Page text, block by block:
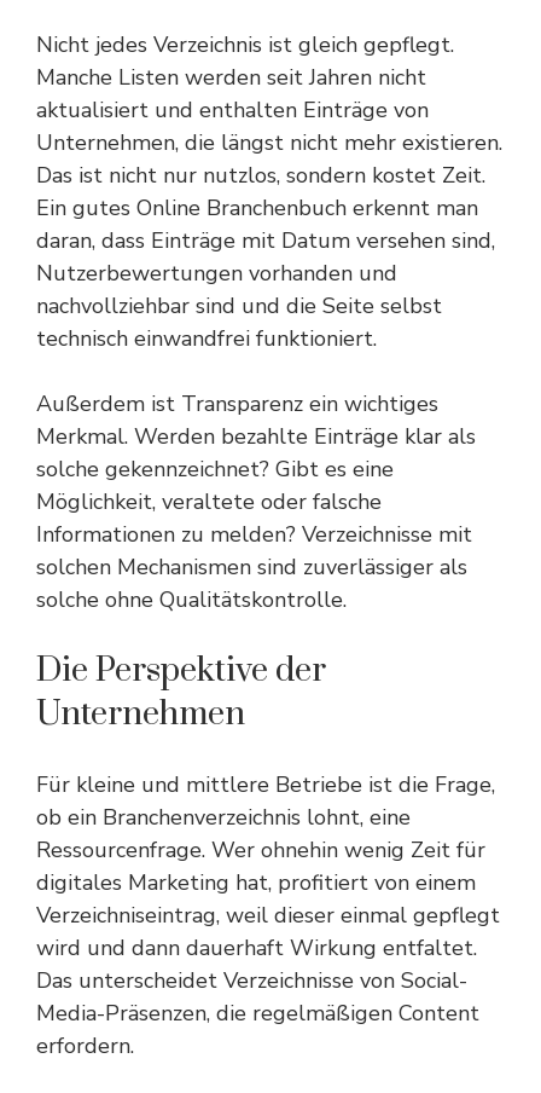
Nicht jedes Verzeichnis ist gleich gepflegt.
Manche Listen werden seit Jahren nicht
aktualisiert und enthalten Einträge von
Unternehmen, die längst nicht mehr existieren.
Das ist nicht nur nutzlos, sondern kostet Zeit.
Ein gutes Online Branchenbuch erkennt man
daran, dass Einträge mit Datum versehen sind,
Nutzerbewertungen vorhanden und
nachvollziehbar sind und die Seite selbst
technisch einwandfrei funktioniert.
Außerdem ist Transparenz ein wichtiges
Merkmal. Werden bezahlte Einträge klar als
solche gekennzeichnet? Gibt es eine
Möglichkeit, veraltete oder falsche
Informationen zu melden? Verzeichnisse mit
solchen Mechanismen sind zuverlässiger als
solche ohne Qualitätskontrolle.
Die Perspektive der
Unternehmen
Für kleine und mittlere Betriebe ist die Frage,
ob ein Branchenverzeichnis lohnt, eine
Ressourcenfrage. Wer ohnehin wenig Zeit für
digitales Marketing hat, profitiert von einem
Verzeichniseintrag, weil dieser einmal gepflegt
wird und dann dauerhaft Wirkung entfaltet.
Das unterscheidet Verzeichnisse von Social-
Media-Präsenzen, die regelmäßigen Content
erfordern.